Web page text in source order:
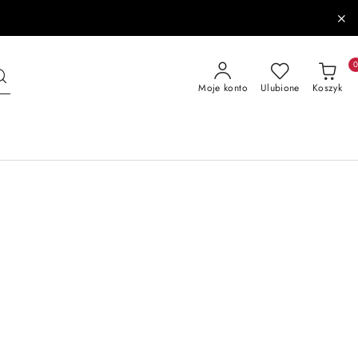
Moje konto Ulubione Koszyk
0